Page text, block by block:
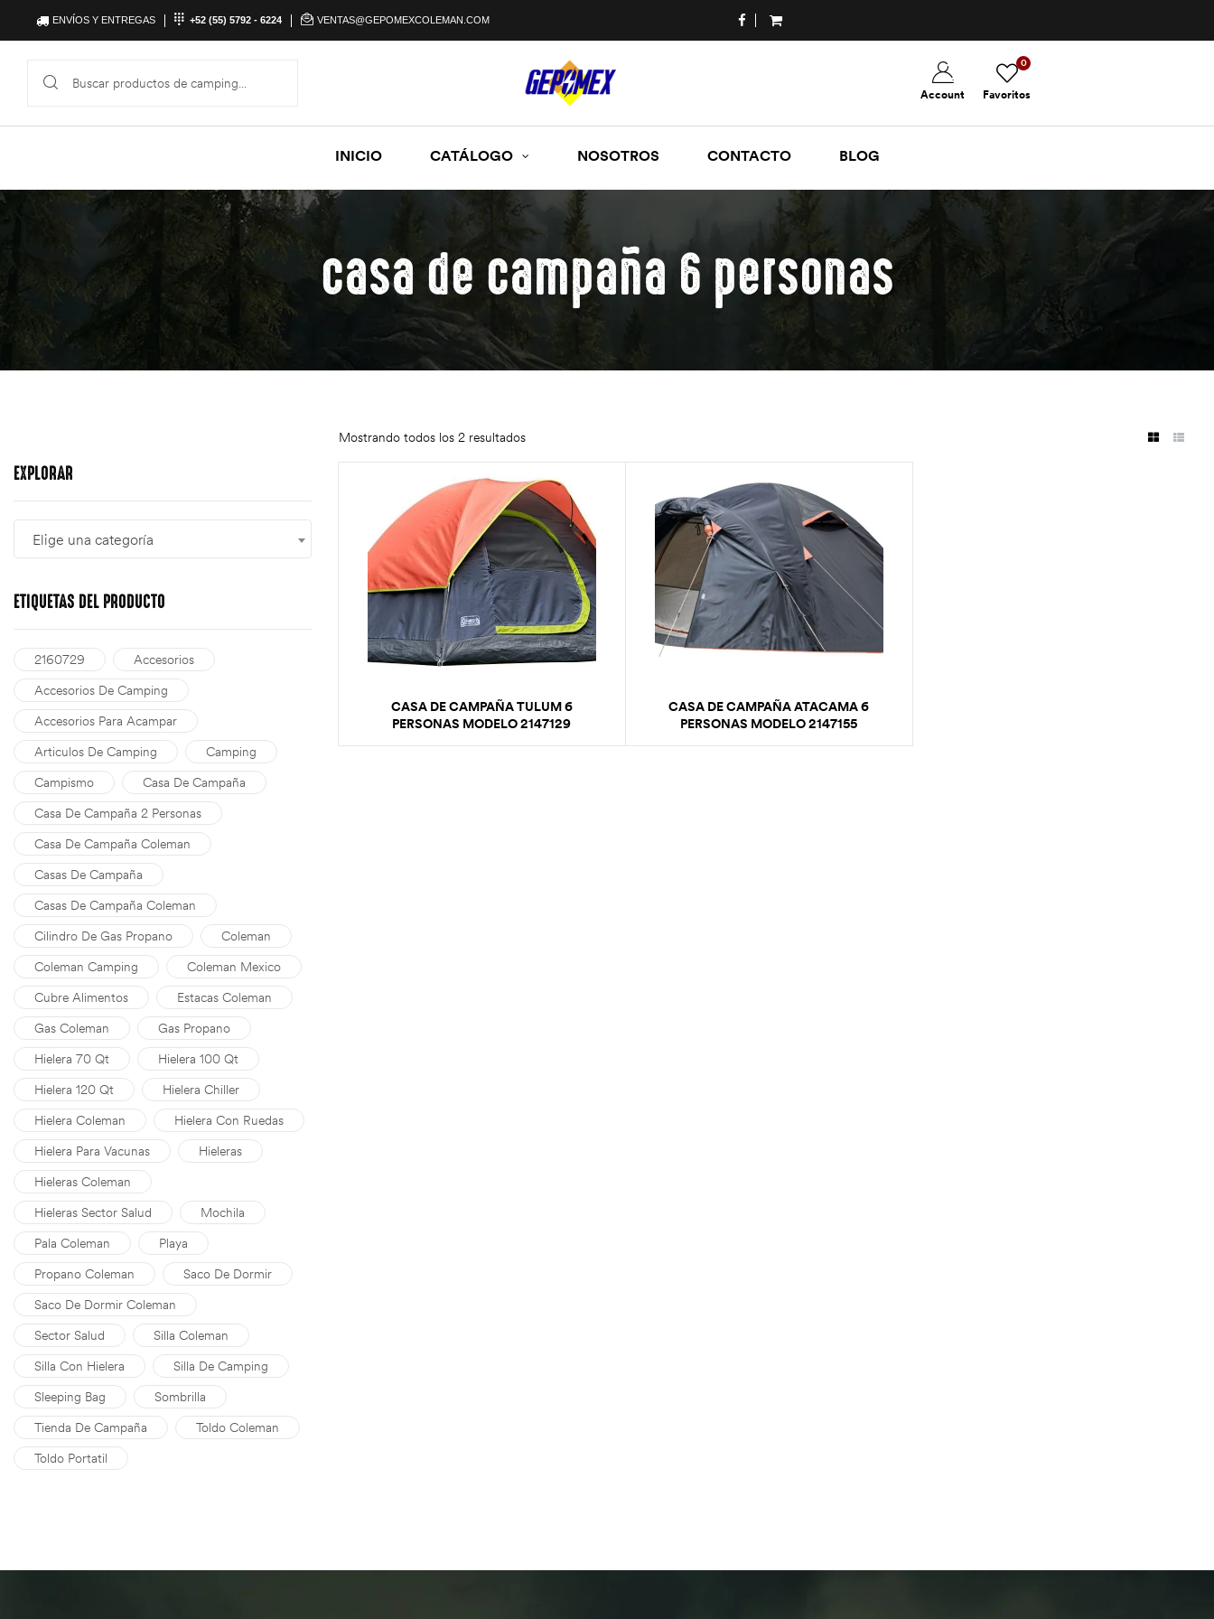
ENVÍOS Y ENTREGAS +52 (55) 5792 - 6224 VENTAS@GEPOMEXCOLEMAN.COM
Favoritos
0
Account
INICIO CATÁLOGO NOSOTROS CONTACTO BLOG
casa de campaña 6 personas
Mostrando todos los 2 resultados
CASA DE CAMPAÑA TULUM 6
PERSONAS MODELO 2147129
CASA DE CAMPAÑA ATACAMA 6
PERSONAS MODELO 2147155
EXPLORAR
Elige una categoría
ETIQUETAS DEL PRODUCTO
2160729
Accesorios
Accesorios De Camping
Accesorios Para Acampar
Articulos De Camping
Camping
Campismo
Casa De Campaña
Casa De Campaña 2 Personas
Casa De Campaña Coleman
Casas De Campaña
Casas De Campaña Coleman
Cilindro De Gas Propano
Coleman
Coleman Camping
Coleman Mexico
Cubre Alimentos
Estacas Coleman
Gas Coleman
Gas Propano
Hielera 70 Qt
Hielera 100 Qt
Hielera 120 Qt
Hielera Chiller
Hielera Coleman
Hielera Con Ruedas
Hielera Para Vacunas
Hieleras
Hieleras Coleman
Hieleras Sector Salud
Mochila
Pala Coleman
Playa
Propano Coleman
Saco De Dormir
Saco De Dormir Coleman
Sector Salud
Silla Coleman
Silla Con Hielera
Silla De Camping
Sleeping Bag
Sombrilla
Tienda De Campaña
Toldo Coleman
Toldo Portatil